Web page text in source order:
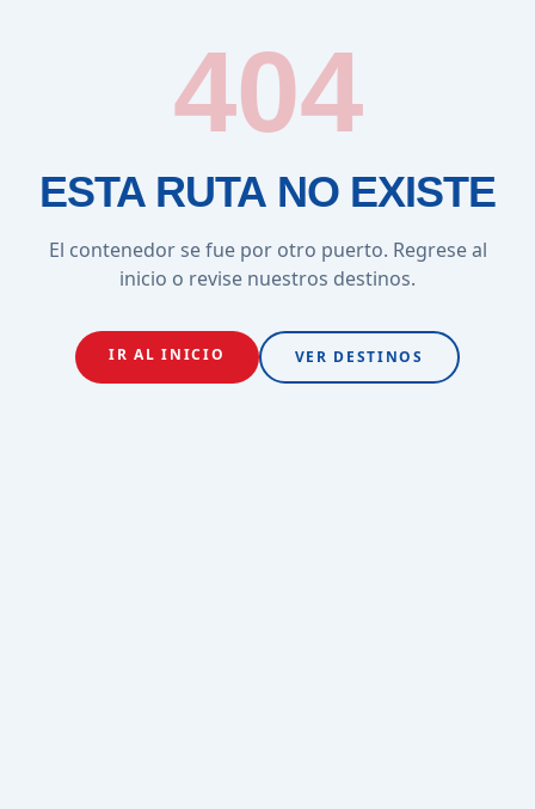
404
ESTA RUTA NO EXISTE
El contenedor se fue por otro puerto. Regrese al
inicio o revise nuestros destinos.
IR AL INICIO VER DESTINOS